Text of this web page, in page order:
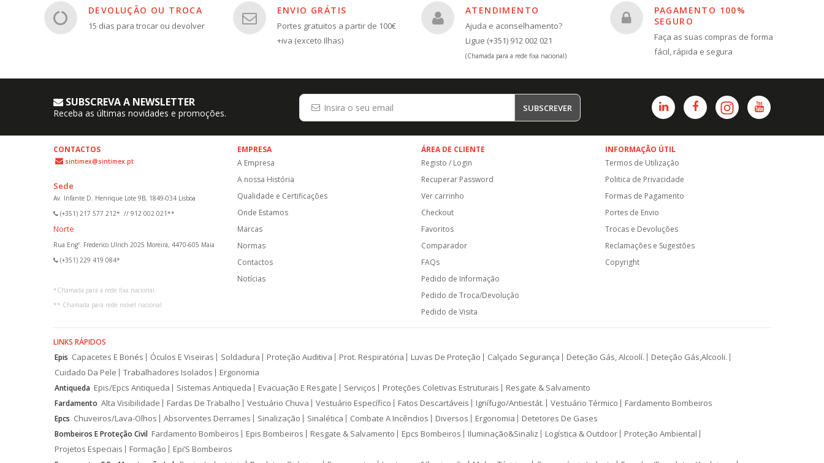
DEVOLUÇÃO OU TROCA
15 dias para trocar ou devolver
ENVIO GRÁTIS
Portes gratuitos a partir de 100€
+iva (exceto Ilhas)
ATENDIMENTO
Ajuda e aconselhamento?
Ligue (+351) 912 002 021
(Chamada para a rede fixa nacional)
PAGAMENTO 100%
SEGURO
Faça as suas compras de forma
fácil, rápida e segura
SUBSCREVA A NEWSLETTER
Receba as últimas novidades e promoções. SUBSCREVER
CONTACTOS
sintimex@sintimex.pt
Sede
Av. Infante D. Henrique Lote 9B, 1849-034 Lisboa
(+351) 217 577 212* // 912 002 021**
Norte
Rua Engº. Frederico Ulrich 2025 Moreira, 4470-605 Maia
(+351) 229 419 084*
*Chamada para a rede fixa nacional
** Chamada para rede móvel nacional
EMPRESA
A Empresa
A nossa História
Qualidade e Certificações
Onde Estamos
Marcas
Normas
Contactos
Notícias
ÁREA DE CLIENTE
Registo / Login
Recuperar Password
Ver carrinho
Checkout
Favoritos
Comparador
FAQs
Pedido de Informação
Pedido de Troca/Devolução
Pedido de Visita
INFORMAÇÃO ÚTIL
Termos de Utilização
Politica de Privacidade
Formas de Pagamento
Portes de Envio
Trocas e Devoluções
Reclamações e Sugestões
Copyright
LINKS RÁPIDOS
Epis Capacetes E Bonés Óculos E Viseiras Soldadura Proteção Auditiva Prot. Respiratória Luvas De Proteção Calçado Segurança Deteção Gás, Alcoolí.
Deteção Gás,Alcooli.
Cuidado Da Pele
Trabalhadores Isolados Ergonomia
Antiqueda Epis/Epcs Antiqueda Sistemas Antiqueda Evacuação E Resgate Serviços Proteções Coletivas Estruturais Resgate & Salvamento
Fardamento Alta Visibilidade Fardas De Trabalho Vestuário Chuva Vestuário Específico Fatos Descartáveis Ignífugo/Antiestát. Vestuário Térmico Fardamento Bombeiros
Epcs Chuveiros/Lava-Olhos Absorventes Derrames Sinalização Sinalética Combate A Incêndios Diversos Ergonomia Detetores De Gases
Bombeiros E Proteção Civil Fardamento Bombeiros Epis Bombeiros Resgate & Salvamento Epcs Bombeiros Iluminação&Sinaliz Logística & Outdoor
Proteção Ambiental
Projetos Especiais
Formação Epi’S Bombeiros